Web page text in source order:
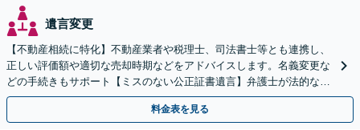
遺言変更
【不動産相続に特化】不動産業者や税理士、司法書士等とも連携し、
正しい評価額や適切な売却時期などをアドバイスします。名義変更な
どの手続きもサポート【ミスのない公正証書遺言】弁護士が法的な観
点から遺言書を作成します。
料金表を見る